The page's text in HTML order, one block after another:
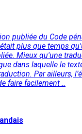
publiée du Code
plus que temps
Mieux qu'une
dans laquelle le
Par ailleurs,
faire facilement ..